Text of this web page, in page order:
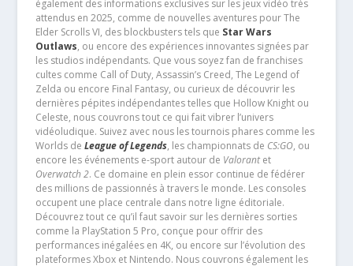
également des informations exclusives sur les jeux vidéo très
attendus en 2025, comme de nouvelles aventures pour The
Elder Scrolls VI, des blockbusters tels que Star Wars
Outlaws, ou encore des expériences innovantes signées par
les studios indépendants. Que vous soyez fan de franchises
cultes comme Call of Duty, Assassin’s Creed, The Legend of
Zelda ou encore Final Fantasy, ou curieux de découvrir les
dernières pépites indépendantes telles que Hollow Knight ou
Celeste, nous couvrons tout ce qui fait vibrer l’univers
vidéoludique. Suivez avec nous les tournois phares comme les
Worlds de League of Legends, les championnats de CS:GO, ou
encore les événements e-sport autour de Valorantet
Overwatch 2. Ce domaine en plein essor continue de fédérer
des millions de passionnés à travers le monde. Les consoles
occupent une place centrale dans notre ligne éditoriale.
Découvrez tout ce qu’il faut savoir sur les dernières sorties
comme la PlayStation 5 Pro, conçue pour offrir des
performances inégalées en 4K, ou encore sur l’évolution des
plateformes Xbox et Nintendo. Nous couvrons également les